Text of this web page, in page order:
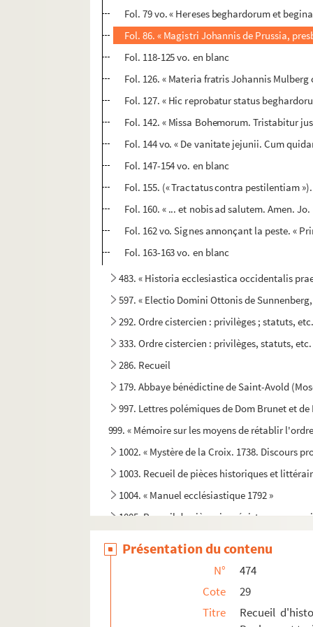
Fol. 79 vo. « Hereses beghardorum et
Fol. 86. « Magistri Johannis de Prussia,
Fol. 118-125 vo. en blanc
Fol. 126. « Materia fratris Johannis
Fol. 127. « Hic reprobatur status
Fol. 142. « Missa Bohemorum. Tristabitur
Fol. 144 vo. « De vanitate jejunii. Cum
Fol. 147-154 vo. en blanc
Fol. 155. (« Tractatus contra pestilentiam
Fol. 160. « ... et nobis ad salutem. Amen.
Fol. 162 vo. Signes annonçant la peste. «
Fol. 163-163 vo. en blanc
483. « Historia ecclesiastica occidentalis
597. « Electio Domini Ottonis de
292. Ordre cistercien : privilèges ; statuts,
333. Ordre cistercien : privilèges, statuts, etc.
286. Recueil
179. Abbaye bénédictine de Saint-Avold
997. Lettres polémiques de Dom Brunet et
999. « Mémoire sur les moyens de rétablir
1002. « Mystère de la Croix. 1738. Discours
1003. Recueil de pièces historiques et
1004. « Manuel ecclésiastique 1792 »
1005. Recueil de pièces jansénistes,
994. Correspondances et pièces autographes
Présentation du contenu
N°
474
Cote
29
Titre
Recueil